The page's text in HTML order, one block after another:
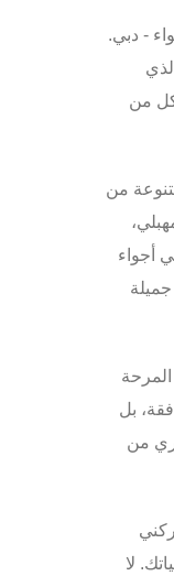
- دبي.
الذي
من
من
واللحس المهبلي،
أجواء
بل
من
لا